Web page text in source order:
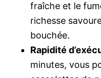
fraîche et le
richesse
bouchée.
Rapidité
minutes, vous